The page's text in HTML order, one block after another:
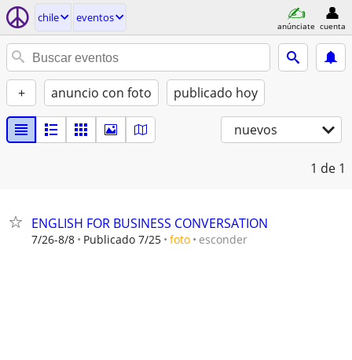
chile eventos
anúnciate cuenta
+ anuncio con foto publicado hoy
nuevos
1 de 1
ENGLISH FOR BUSINESS CONVERSATION
7/26-8/8 Publicado 7/25 foto esconder